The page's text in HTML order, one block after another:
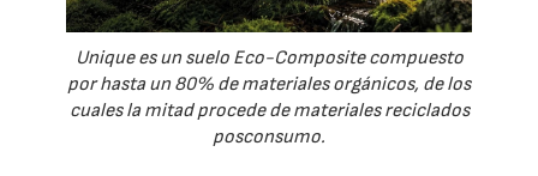
Unique es un suelo Eco-Composite compuesto
por hasta un 80% de materiales orgánicos, de los
cuales la mitad procede de materiales reciclados
posconsumo.